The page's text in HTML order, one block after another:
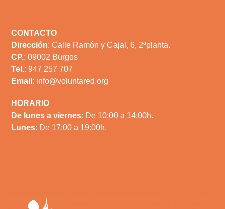
CONTACTO
Dirección: Calle Ramón y Cajal, 6, 2ªplanta.
CP.: 09002 Burgos
Tel.: 947 257 707
Email : info@voluntared.org
HORARIO
De lunes a viernes: De 10:00 a 14:00h.
Lunes: De 17:00 a 19:00h.